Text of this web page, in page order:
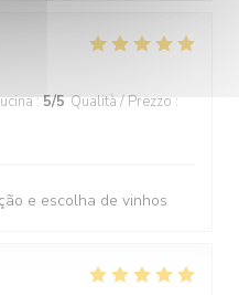
:5/5 Qualità / Prezzo :
e escolha de vinhos